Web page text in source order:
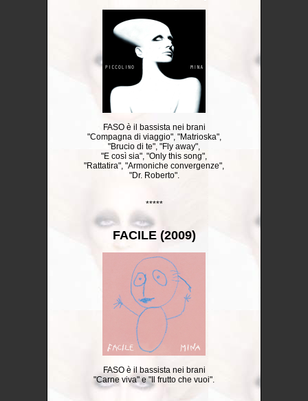
FASO è il bassista nei brani
"Compagna di viaggio", "Matrioska",
"Brucio di te", "Fly away",
"E così sia", "Only this song",
"Rattatira", "Armoniche convergenze",
"Dr. Roberto".
*****
FACILE (2009)
FASO è il bassista nei brani
"Carne viva" e "Il frutto che vuoi".